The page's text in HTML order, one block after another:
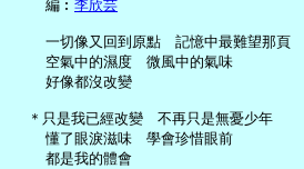
     編︰
李欣芸
     一切像又回到原點　記憶中最難望那頁
     空氣中的濕度　微風中的氣味
     好像都沒改變
   ＊只是我已經改變　不再只是無憂少年
     懂了眼淚滋味　學會珍惜眼前
     都是我的體會